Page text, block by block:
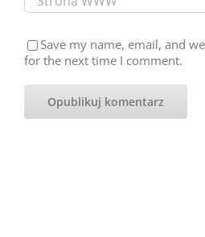
Save my name, email, and
for the next time I comment.